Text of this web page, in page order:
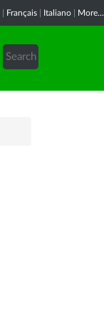
Français Italiano More...